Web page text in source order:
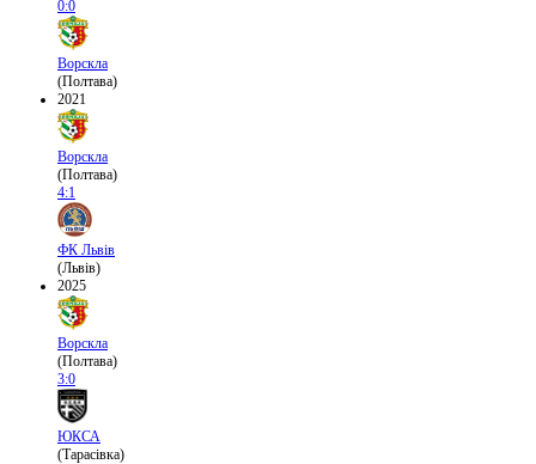
0:0
Ворскла
(Полтава)
2021
Ворскла
(Полтава)
4:1
ФК Львів
(Львів)
2025
Ворскла
(Полтава)
3:0
ЮКСА
(Тарасівка)